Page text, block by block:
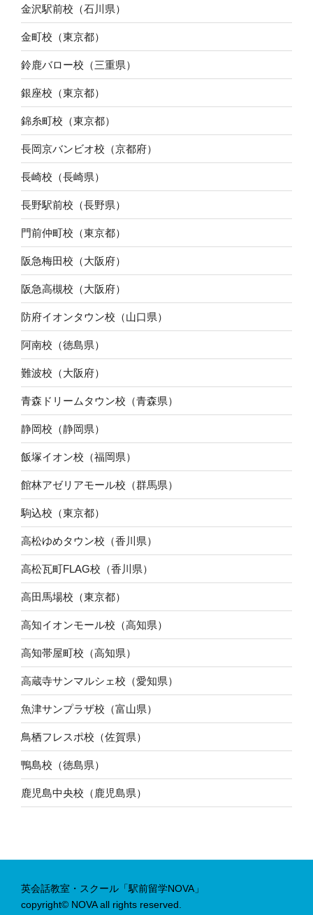
金沢駅前校（石川県）
金町校（東京都）
鈴鹿バロー校（三重県）
銀座校（東京都）
錦糸町校（東京都）
長岡京バンビオ校（京都府）
長崎校（長崎県）
長野駅前校（長野県）
門前仲町校（東京都）
阪急梅田校（大阪府）
阪急高槻校（大阪府）
防府イオンタウン校（山口県）
阿南校（徳島県）
難波校（大阪府）
青森ドリームタウン校（青森県）
静岡校（静岡県）
飯塚イオン校（福岡県）
館林アゼリアモール校（群馬県）
駒込校（東京都）
高松ゆめタウン校（香川県）
高松瓦町FLAG校（香川県）
高田馬場校（東京都）
高知イオンモール校（高知県）
高知帯屋町校（高知県）
高蔵寺サンマルシェ校（愛知県）
魚津サンプラザ校（富山県）
鳥栖フレスポ校（佐賀県）
鴨島校（徳島県）
鹿児島中央校（鹿児島県）
英会話教室・スクール「駅前留学NOVA」
copyright© NOVA all rights reserved.